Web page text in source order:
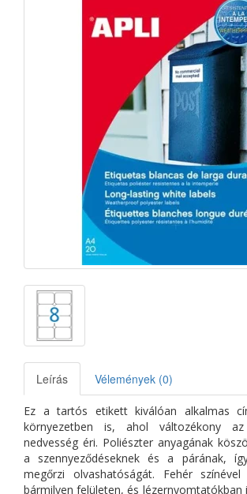
Leírás Vélemények (0)
Ez a tartós etikett kiválóan alkalmas
környezetben is, ahol változékony
nedvesség éri. Poliészter anyagának
a szennyeződéseknek és a párának,
megőrzi olvashatóságát. Fehér
bármilyen felületen, és lézernyomtatókban